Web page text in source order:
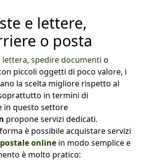
e lettere,
o posta
lettera, spedire documenti o
piccoli oggetti di poco valore, i
la scelta migliore rispetto al
in termini di
in questo settore
propone servizi dedicati.
è possibile acquistare servizi
online in modo semplice e
è molto pratico: